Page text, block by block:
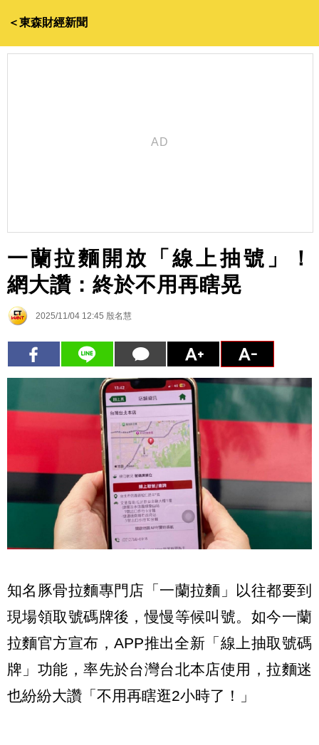
＜東森財經新聞
一蘭拉麵開放「線上抽號」！
網大讚：終於不用再瞎晃
2025/11/04 12:45 殷名慧
知名豚骨拉麵專門店「一蘭拉麵」以往都要到
現場領取號碼牌後，慢慢等候叫號。如今一蘭
拉麵官方宣布，APP推出全新「線上抽取號碼
牌」功能，率先於台灣台北本店使用，拉麵迷
也紛紛大讚「不用再瞎逛2小時了！」